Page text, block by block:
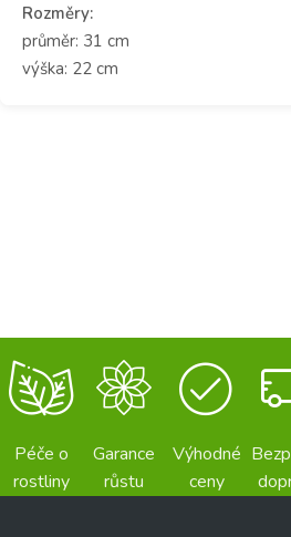
Rozměry:
průměr: 31 cm
výška: 22 cm
Péče o
rostliny
Garance
růstu
Výhodné
ceny